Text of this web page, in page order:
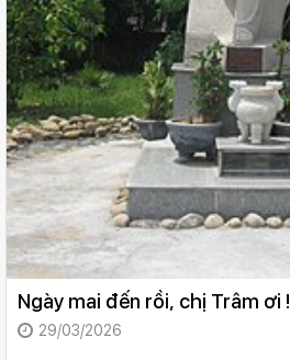
Ngày mai đến rồi, chị Trâm ơi !
29/03/2026